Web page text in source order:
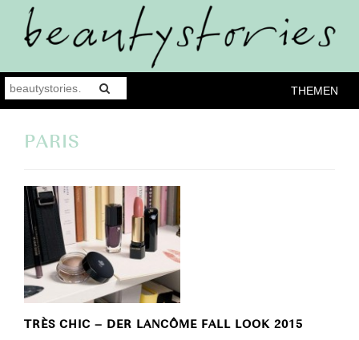
THEMEN
PARIS
TRÈS CHIC – DER LANCÔME FALL LOOK 2015